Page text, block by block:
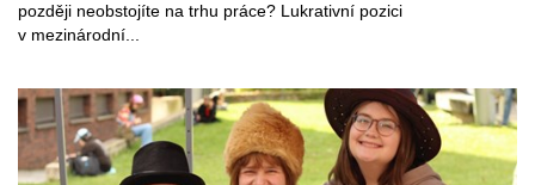
později neobstojíte na trhu práce? Lukrativní pozici
v mezinárodní...